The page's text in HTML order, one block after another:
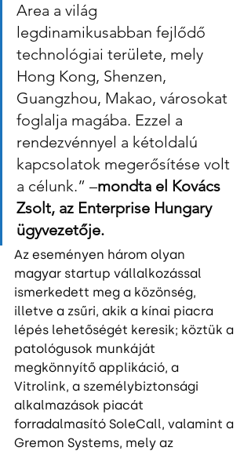
Area a világ
legdinamikusabban fejlődő
technológiai területe, mely
Hong Kong, Shenzen,
Guangzhou, Makao, városokat
foglalja magába. Ezzel a
rendezvénnyel a kétoldalú
kapcsolatok megerősítése volt
a célunk.” –mondta el Kovács
Zsolt, az Enterprise Hungary
ügyvezetője.
Az eseményen három olyan
magyar startup vállalkozással
ismerkedett meg a közönség,
illetve a zsűri, akik a kínai piacra
lépés lehetőségét keresik; köztük a
patológusok munkáját
megkönnyítő applikáció, a
Vitrolink, a személybiztonsági
alkalmazások piacát
forradalmasító SoleCall, valamint a
Gremon Systems, mely az